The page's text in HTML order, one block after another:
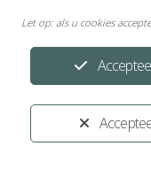
Let op: als u cookies